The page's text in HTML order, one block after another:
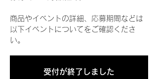
商品やイベントの詳細、応募期間などは
以下イベントについてをご確認くださ
い。
受付が終了しました